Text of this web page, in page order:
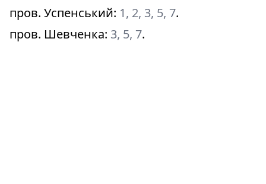
пров. Успенський: 1, 2, 3, 5, 7.
пров. Шевченка: 3, 5, 7.